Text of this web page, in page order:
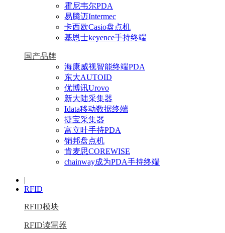
霍尼韦尔PDA
易腾迈Intermec
卡西欧Casio盘点机
基恩士keyence手持终端
国产品牌
海康威视智能终端PDA
东大AUTOID
优博讯Urovo
新大陆采集器
Idata移动数据终端
捷宝采集器
富立叶手持PDA
销邦盘点机
肯麦思COREWISE
chainway成为PDA手持终端
|
RFID
RFID模块
RFID读写器